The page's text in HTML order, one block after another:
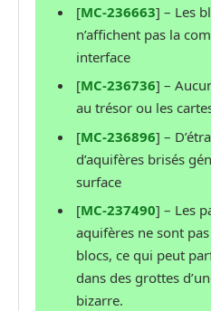
[MC-236663] – Les
n’affichent pas la
interface
[MC-236736] –
au trésor ou les
[MC-236896] –
d’aquifères brisés
surface
[MC-237490] – Les
aquifères ne sont
blocs, ce qui peut
dans des grottes
bizarre.